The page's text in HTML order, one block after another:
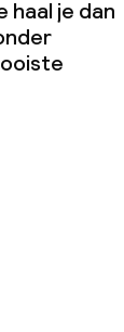
haal je dan